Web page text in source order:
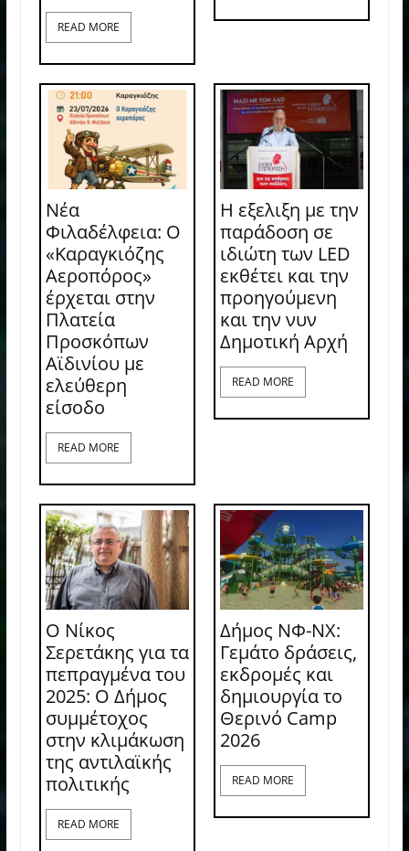
READ MORE
Νέα
Φιλαδέλφεια: Ο
«Καραγκιόζης
Αεροπόρος»
έρχεται στην
Πλατεία
Προσκόπων
Αϊδινίου με
ελεύθερη
είσοδο
READ MORE
Η εξελιξη με την
παράδοση σε
ιδιώτη των LED
εκθέτει και την
προηγούμενη
και την νυν
Δημοτική Αρχή
READ MORE
Ο Νίκος
Σερετάκης για τα
πεπραγμένα του
2025: Ο Δήμος
συμμέτοχος
στην κλιμάκωση
της αντιλαϊκής
πολιτικής
READ MORE
Δήμος ΝΦ-ΝΧ:
Γεμάτο δράσεις,
εκδρομές και
δημιουργία το
Θερινό Camp
2026
READ MORE